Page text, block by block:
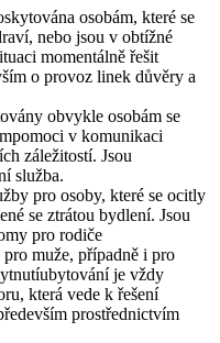
osobám, které se
nebo jsou v obtížné
momentálně řešit
o provoz linek důvěry a
obvykle osobám se
v komunikaci
záležitostí. Jsou
služba.
pro osoby, které se ocitly
se ztrátou bydlení. Jsou
pro rodiče
muže, případně i pro
je vždy
která vede k řešení
prostřednictvím